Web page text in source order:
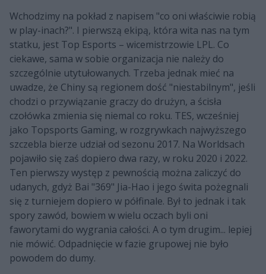
Wchodzimy na pokład z napisem "co oni właściwie robią
w play-inach?". I pierwszą ekipą, która wita nas na tym
statku, jest Top Esports – wicemistrzowie LPL. Co
ciekawe, sama w sobie organizacja nie należy do
szczególnie utytułowanych. Trzeba jednak mieć na
uwadze, że Chiny są regionem dość "niestabilnym", jeśli
chodzi o przywiązanie graczy do drużyn, a ścisła
czołówka zmienia się niemal co roku. TES, wcześniej
jako Topsports Gaming, w rozgrywkach najwyższego
szczebla bierze udział od sezonu 2017. Na Worldsach
pojawiło się zaś dopiero dwa razy, w roku 2020 i 2022.
Ten pierwszy występ z pewnością można zaliczyć do
udanych, gdyż Bai "369" Jia-Hao i jego świta pożegnali
się z turniejem dopiero w półfinale. Był to jednak i tak
spory zawód, bowiem w wielu oczach byli oni
faworytami do wygrania całości. A o tym drugim... lepiej
nie mówić. Odpadnięcie w fazie grupowej nie było
powodem do dumy.